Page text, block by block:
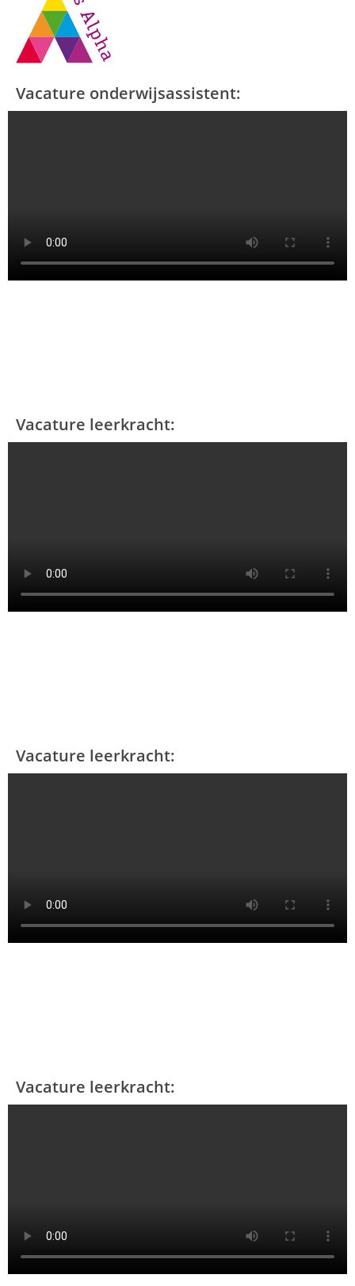
Vacature onderwijsassistent:
Vacature leerkracht:
Vacature leerkracht:
Vacature leerkracht: